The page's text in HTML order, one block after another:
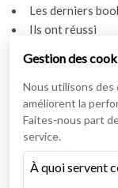
Les derniers
Ils ont réussi
Actualités
Actualités
Vidéos
Interviews
Nos interviews
Gestion des
Nous utilisons
améliorent la
Faites-nous part
service.
À quoi servent